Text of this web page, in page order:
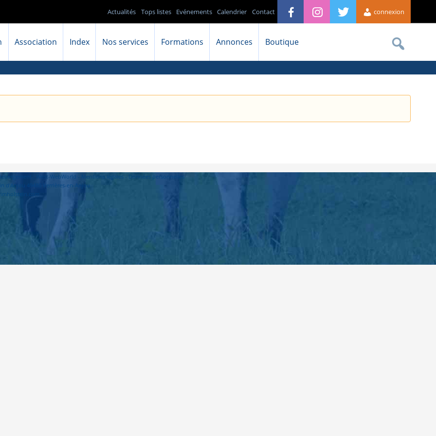
connexion
Contact
Calendrier
Evénements
Tops listes
Actualités
Association Index Nos services Formations Annonces Boutique
: West-WebWorld - Mentions légales- Données personnelles
d'Anjou 49480 Verrières-en-Anjou